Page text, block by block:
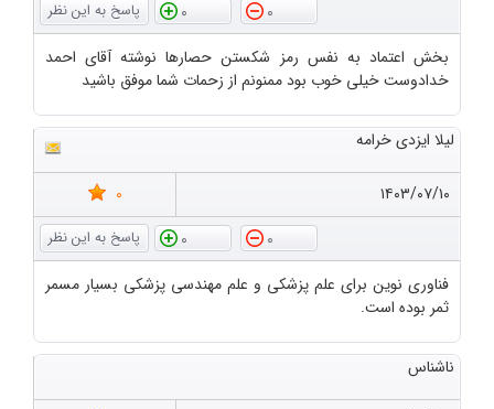
0
0
بخش اعتماد به نفس رمز شکستن حصارها نوشته آقای احمد
خدادوست خیلی خوب بود ممنونم از زحمات شما موفق باشید
لیلا ایزدی خرامه
۱۴۰۳/۰۷/۱۰
0
0
0
فناوری نوین برای علم پزشکی و علم مهندسی پزشکی بسیار مسمر
ثمر بوده است.
ناشناس